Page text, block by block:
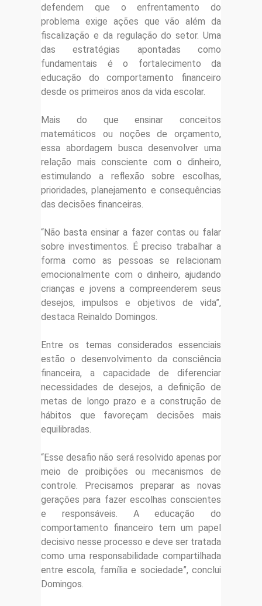
defendem que o enfrentamento do
problema exige ações que vão além da
fiscalização e da regulação do setor. Uma
das estratégias apontadas como
fundamentais é o fortalecimento da
educação do comportamento financeiro
desde os primeiros anos da vida escolar.
Mais do que ensinar conceitos
matemáticos ou noções de orçamento,
essa abordagem busca desenvolver uma
relação mais consciente com o dinheiro,
estimulando a reflexão sobre escolhas,
prioridades, planejamento e consequências
das decisões financeiras.
“Não basta ensinar a fazer contas ou falar
sobre investimentos. É preciso trabalhar a
forma como as pessoas se relacionam
emocionalmente com o dinheiro, ajudando
crianças e jovens a compreenderem seus
desejos, impulsos e objetivos de vida”,
destaca Reinaldo Domingos.
Entre os temas considerados essenciais
estão o desenvolvimento da consciência
financeira, a capacidade de diferenciar
necessidades de desejos, a definição de
metas de longo prazo e a construção de
hábitos que favoreçam decisões mais
equilibradas.
“Esse desafio não será resolvido apenas por
meio de proibições ou mecanismos de
controle. Precisamos preparar as novas
gerações para fazer escolhas conscientes
e responsáveis. A educação do
comportamento financeiro tem um papel
decisivo nesse processo e deve ser tratada
como uma responsabilidade compartilhada
entre escola, família e sociedade”, conclui
Domingos.